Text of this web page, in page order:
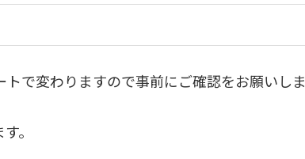
で変わりますので事前にご確認をお願いしま
。